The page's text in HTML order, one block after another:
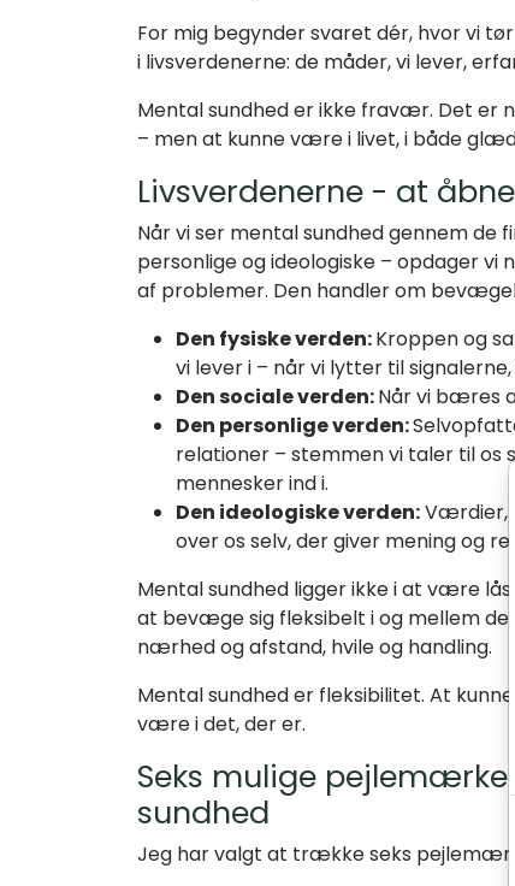
For mig begynder svaret dér, hvor vi
i livsverdenerne: de måder, vi lever,
Mental sundhed er ikke fravær. Det
– men at kunne være i livet, i både
Livsverdenerne - at
Når vi ser mental sundhed gennem de
personlige og ideologiske – opdager
af problemer. Den handler om
Den fysiske verden:Kroppen og
vi lever i – når vi lytter til
Den sociale verden:Når vi bæres
Den personlige verden:
relationer – stemmen vi taler til os
mennesker ind i.
Den ideologiske verden:Værdier,
over os selv, der giver mening og
Mental sundhed ligger ikke i at være
at bevæge sig fleksibelt i og mellem
nærhed og afstand, hvile og handling.
Mental sundhed er fleksibilitet. At
være i det, der er.
Seks mulige
sundhed
Jeg har valgt at trække seks